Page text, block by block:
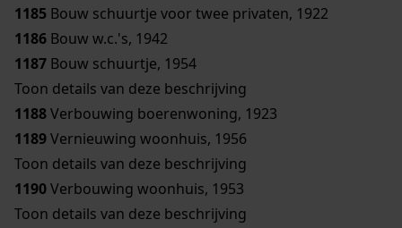
1185 Bouw schuurtje voor twee privaten, 1922
1186 Bouw w.c.'s, 1942
1187 Bouw schuurtje, 1954
Toon details van deze beschrijving
1188Verbouwing boerenwoning, 1923
1189Vernieuwing woonhuis, 1956
Toon details van deze beschrijving
1190Verbouwing woonhuis, 1953
Toon details van deze beschrijving